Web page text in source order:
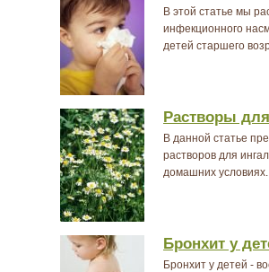
В этой статье мы
инфекционного
детей старшего
Растворы
В данной статье
растворов для
домашних условиях.
Бронхит у
Бронхит у детей -